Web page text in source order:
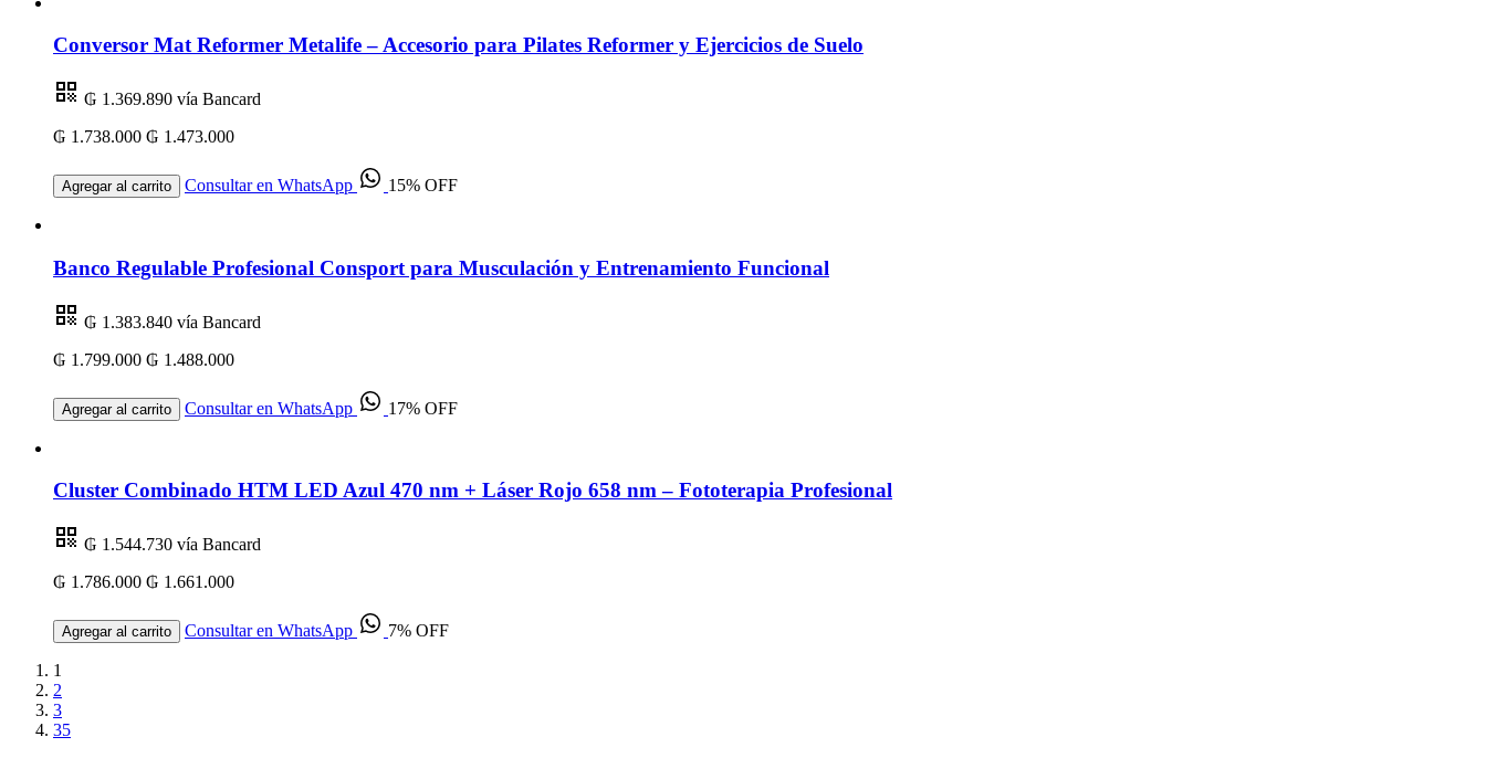
Conversor Mat Reformer Metalife – Accesorio para Pilates Reformer y Ejercicios de Suelo
₲ 1.369.890 vía Bancard
₲ 1.738.000 ₲ 1.473.000
Agregar al carrito Consultar en WhatsApp 15% OFF
Banco Regulable Profesional Consport para Musculación y Entrenamiento Funcional
₲ 1.383.840 vía Bancard
₲ 1.799.000 ₲ 1.488.000
Agregar al carrito Consultar en WhatsApp 17% OFF
Cluster Combinado HTM LED Azul 470 nm + Láser Rojo 658 nm – Fototerapia Profesional
₲ 1.544.730 vía Bancard
₲ 1.786.000 ₲ 1.661.000
Agregar al carrito Consultar en WhatsApp 7% OFF
1
2
3
35